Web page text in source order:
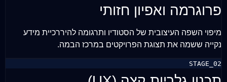
פרוגרמה ואפיון חזותי
מיפוי השפה העיצובית של הסטודיו ותרגומה להיררכיית מידע
נקייה ששמה את תצוגת הפרויקטים במרכז הבמה.
STAGE_02